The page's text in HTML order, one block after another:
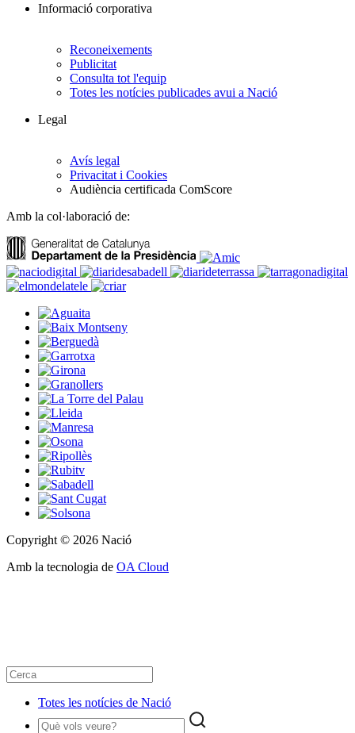
Informació corporativa
Reconeixements
Publicitat
Consulta tot l'equip
Totes les notícies publicades avui a Nació
Legal
Avís legal
Privacitat i Cookies
Audiència certificada ComScore
Amb la col·laboració de:
Copyright © 2026 Nació
Amb la tecnologia de OA Cloud
Totes les notícies de Nació